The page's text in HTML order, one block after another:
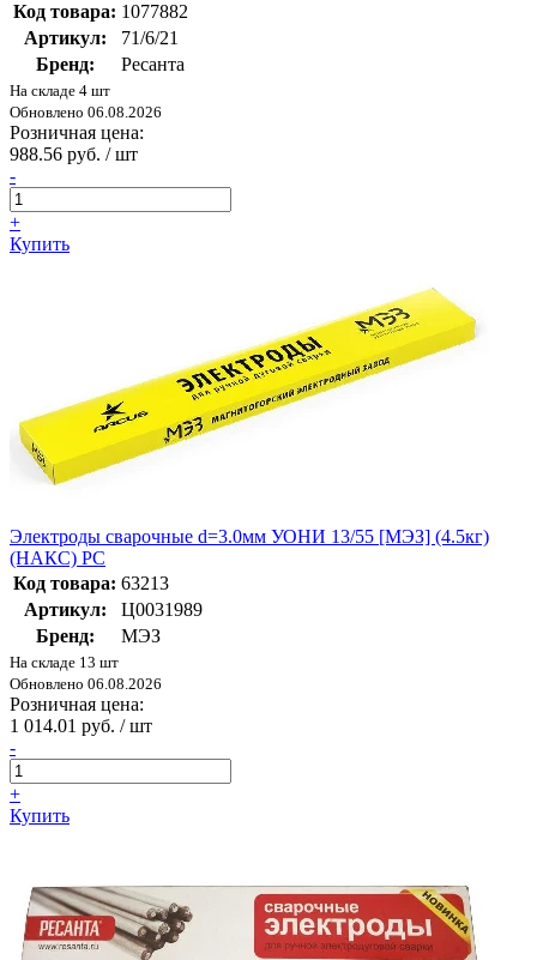
Код товара: 1077882
Артикул:
71/6/21
Бренд:
Ресанта
На складе 4 шт
Обновлено 06.08.2026
Розничная цена:
988.56 руб. / шт
-
+
Купить
Электроды сварочные d=3.0мм УОНИ 13/55 [МЭЗ] (4.5кг)
(НАКС) РС
Код товара: 63213
Артикул:
Ц0031989
Бренд:
МЭЗ
На складе 13 шт
Обновлено 06.08.2026
Розничная цена:
1 014.01 руб. / шт
-
+
Купить